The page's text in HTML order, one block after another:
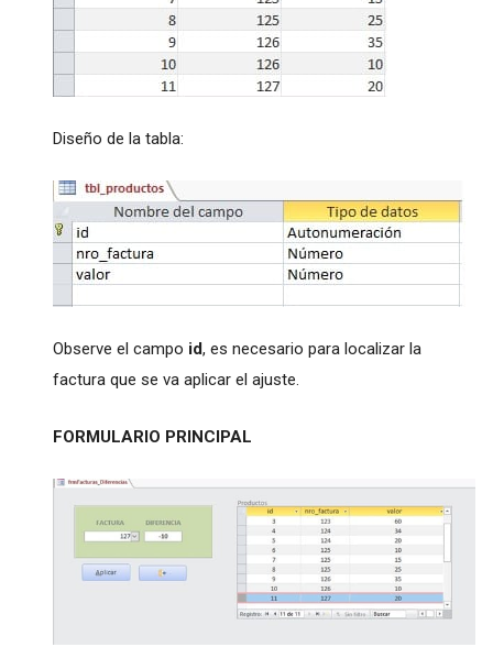
Diseño de la tabla:
Observe el campo id, es necesario para localizar la
factura que se va aplicar el ajuste.
FORMULARIO PRINCIPAL